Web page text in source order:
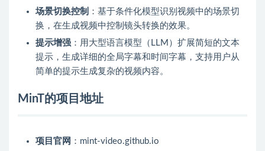
场景切换控制 ：基于条件化模型识别视频中的场景切
换，在生成视频中控制镜头转换的效果。
提示增强 ：用大型语言模型（LLM）扩展简短的文本
提示，生成详细的全局字幕和时间字幕，支持用户从
简单的提示生成复杂的视频内容。
MinT的项目地址
项目官网 ：mint-video.github.io